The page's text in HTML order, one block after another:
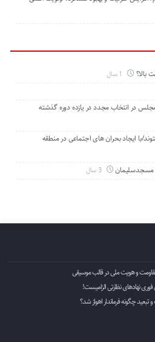
در انتخاب مجدد در یازده دوره گذشته
با ایجاد بحران های اجتماعی در منطقه
مسجدسلیمان 3 سال
و هویت ملی در قالب موسیقی
نهادهای نظارتی الزامیست!
چگونه فرماندار اهواز شد؟